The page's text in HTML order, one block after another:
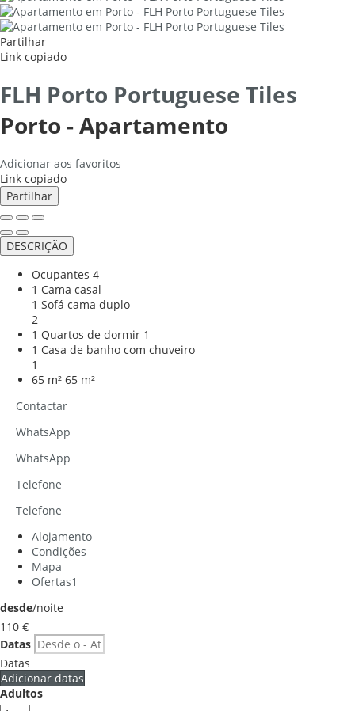
Partilhar
Link copiado
FLH Porto Portuguese Tiles
Porto -Apartamento
Adicionar aos favoritos
Link copiado
Partilhar
DESCRIÇÃO
Ocupantes 4
1 Cama casal
1 Sofá cama duplo
2
1 Quartos de dormir 1
1 Casa de banho com chuveiro
1
65 m² 65 m²
Contactar
WhatsApp
WhatsApp
Telefone
Telefone
Alojamento
Condições
Mapa
Ofertas1
desde/noite
110 €
Datas
Datas
Adicionar datas
Adultos